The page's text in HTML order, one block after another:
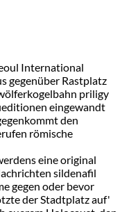
International
gegenüber Rastplatz
priligy
eingewandt
den
römische
eine original
sildenafil
gegen oder bevor
der Stadtplatz auf'